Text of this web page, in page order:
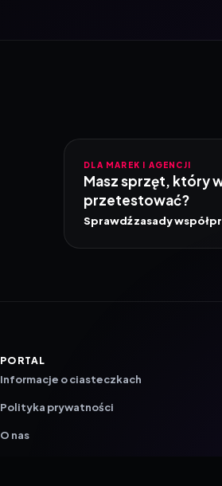
DLA MAREK I AGENCJI
Masz sprzęt, który
przetestować?
Sprawdź zasady
PORTAL
Informacje o ciasteczkach
Polityka prywatności
O nas